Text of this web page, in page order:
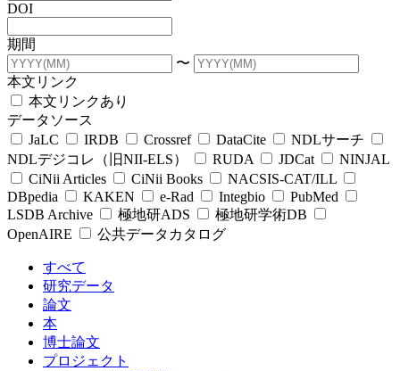
DOI
期間
〜
本文リンク
本文リンクあり
データソース
JaLC
IRDB Crossref DataCite
NDLサーチ
NDLデジコレ（旧NII-ELS）
RUDA JDCat
NINJAL
CiNii Articles
CiNii Books
NACSIS-CAT/ILL
DBpedia
KAKEN e-Rad Integbio
PubMed
LSDB Archive
極地研ADS
極地研学術DB
OpenAIRE
公共データカタログ
すべて
研究データ
論文
本
博士論文
プロジェクト